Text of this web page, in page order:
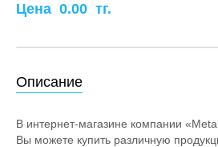
Цена 0.00 тг.
Описание
В интернет-магазине компании
Вы можете купить различную